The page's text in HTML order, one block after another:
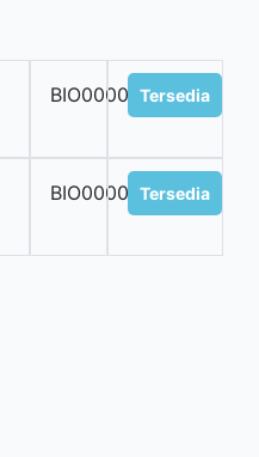
BIO00001KSDTersedia
BIO00002KSD
Tersedia